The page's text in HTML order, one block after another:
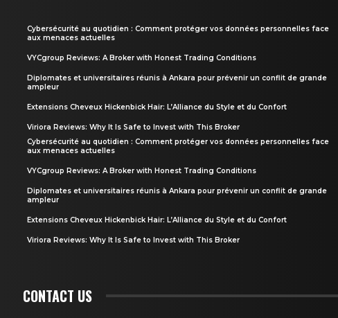
Cybersécurité au quotidien : Comment protéger vos données personnelles face
aux menaces actuelles
VYCgroup Reviews: A Broker with Honest Trading Conditions
Diplomates et universitaires réunis à Ankara pour prévenir un conflit de grande
ampleur
Extensions Cheveux Hickenbick Hair: L’Alliance du Style et du Confort
Viriora Reviews: Why It Is Safe to Invest with This Broker
Cybersécurité au quotidien : Comment protéger vos données personnelles face
aux menaces actuelles
VYCgroup Reviews: A Broker with Honest Trading Conditions
Diplomates et universitaires réunis à Ankara pour prévenir un conflit de grande
ampleur
Extensions Cheveux Hickenbick Hair: L’Alliance du Style et du Confort
Viriora Reviews: Why It Is Safe to Invest with This Broker
CONTACT US